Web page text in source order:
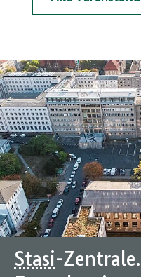
Stasi-